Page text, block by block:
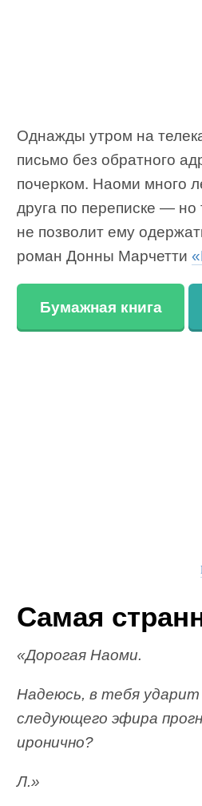
Однажды утром на
письмо без обратного
почерком. Наоми много
друга по переписке — но
не позволит ему
роман Донны Марчетти
Бумажная книга
Самая
«Дорогая Наоми.
Надеюсь, в тебя
следующего эфира
иронично?
Л.»